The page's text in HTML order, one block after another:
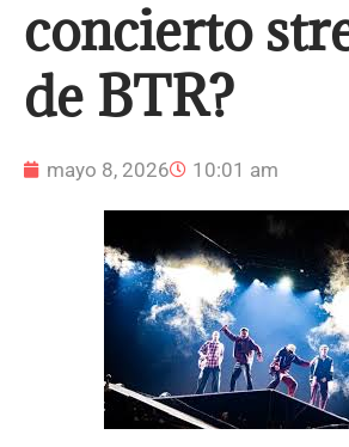
concierto
de BTR?
mayo 8, 2026 10:01 am